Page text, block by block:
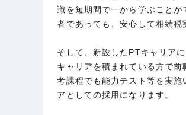
識を短期間で一から学ぶこと
者であっても、安心して相続税
そして、新設したPTキャリア
キャリアを積まれている方で
考課程でも能力テスト等を実
アとしての採用になります。